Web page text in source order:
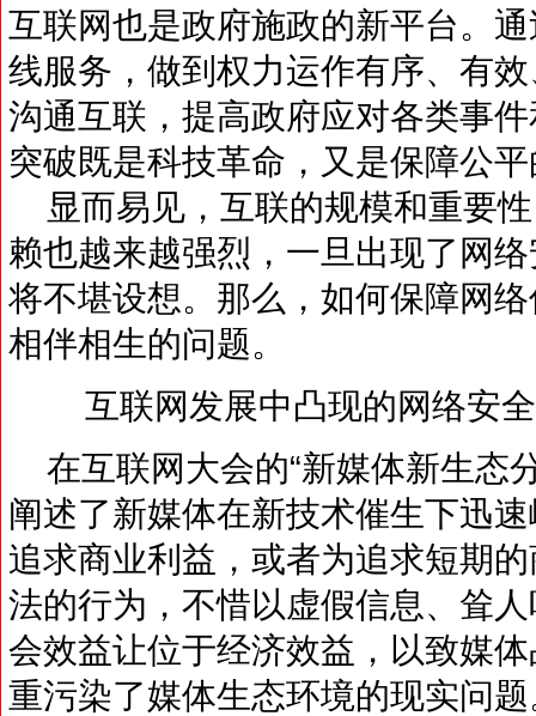
互联网也是政府施政的新平台。
线服务，做到权力运作有序、有
沟通互联，提高政府应对各类事
突破既是科技革命，又是保障公
显而易见，互联的规模和重要
赖也越来越强烈，一旦出现了网
将不堪设想。那么，如何保障网
相伴相生的问题。
互联网发展中凸现的网络安
在互联网大会的“新媒体新生态
阐述了新媒体在新技术催生下迅
追求商业利益，或者为追求短期
法的行为，不惜以虚假信息、耸
会效益让位于经济效益，以致媒
重污染了媒体生态环境的现实问